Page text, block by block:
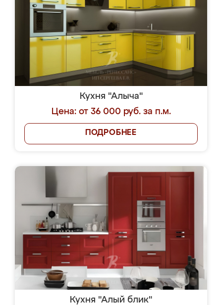
Кухня "Алыча"
Цена: от 36 000 руб. за п.м.
ПОДРОБНЕЕ
Кухня "Алый блик"